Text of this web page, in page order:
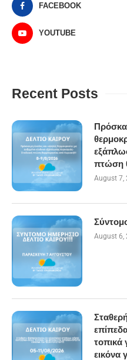
FACEBOOK
YOUTUBE
Recent Posts
πτώση
August 7,
August 6,
τοπικά
εικόνα